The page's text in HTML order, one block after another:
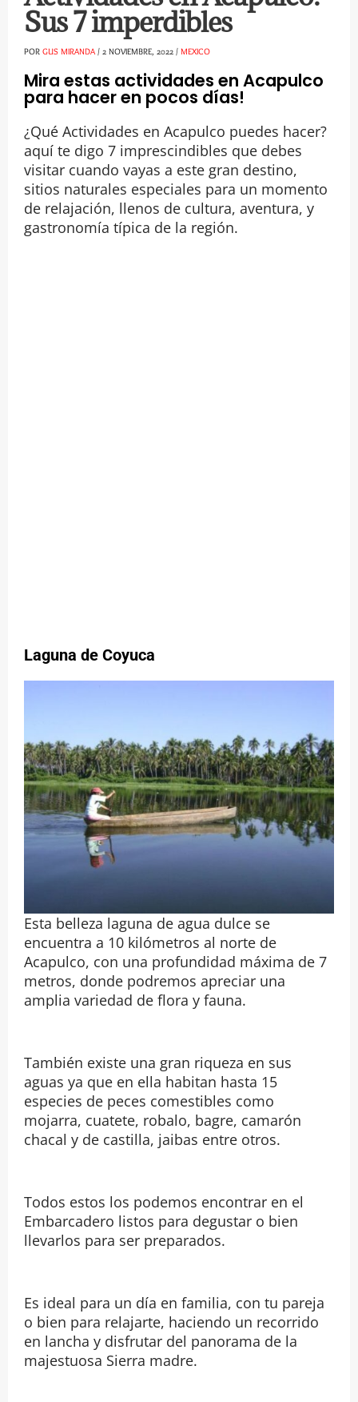
Sus 7 imperdibles
POR GUS MIRANDA / 2 NOVIEMBRE, 2022 / MEXICO
Mira estas actividades en Acapulco
para hacer en pocos días!
¿Qué Actividades en Acapulco puedes hacer?
aquí te digo 7 imprescindibles que debes
visitar cuando vayas a este gran destino,
sitios naturales especiales para un momento
de relajación, llenos de cultura, aventura, y
gastronomía típica de la región.
Laguna de Coyuca
Esta belleza laguna de agua dulce se
encuentra a 10 kilómetros al norte de
Acapulco, con una profundidad máxima de 7
metros, donde podremos apreciar una
amplia variedad de flora y fauna.
También existe una gran riqueza en sus
aguas ya que en ella habitan hasta 15
especies de peces comestibles como
mojarra, cuatete, robalo, bagre, camarón
chacal y de castilla, jaibas entre otros.
Todos estos los podemos encontrar en el
Embarcadero listos para degustar o bien
llevarlos para ser preparados.
Es ideal para un día en familia, con tu pareja
o bien para relajarte, haciendo un recorrido
en lancha y disfrutar del panorama de la
majestuosa Sierra madre.